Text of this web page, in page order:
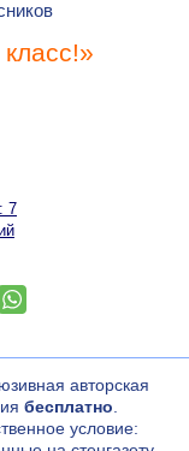
7
авторская
бесплатно
условие: